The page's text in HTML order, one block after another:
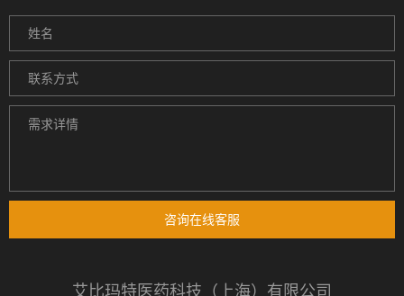
咨询在线客服
艾比玛特医药科技（上海）有限公司